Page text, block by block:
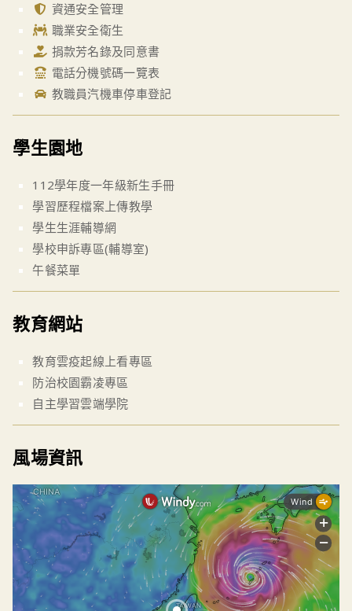
資通安全管理
職業安全衛生
捐款芳名錄及同意書
電話分機號碼一覽表
教職員汽機車停車登記
學生園地
112學年度一年級新生手冊
學習歷程檔案上傳教學
學生生涯輔導網
學校申訴專區(輔導室)
午餐菜單
教育網站
教育雲疫起線上看專區
防治校園霸凌專區
自主學習雲端學院
風場資訊